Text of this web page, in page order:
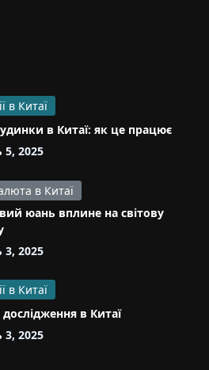
в Китаї
в Китаї: як це працює
2025
в Китаї
юань вплине на світову
2025
в Китаї
дослідження в Китаї
2025